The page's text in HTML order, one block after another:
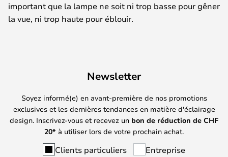
important que la lampe ne soit ni trop basse pour gêner
la vue, ni trop haute pour éblouir.
Newsletter
Soyez informé(e) en avant-première de nos promotions
exclusives et les dernières tendances en matière d'éclairage
design. Inscrivez-vous et recevez un bon de réduction de CHF
20* à utiliser lors de votre prochain achat.
Clients particuliers Entreprise